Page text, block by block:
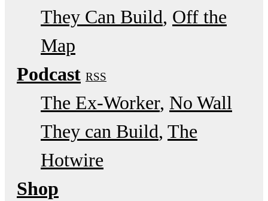
They Can Build Off the
Map
Podcast RSS
The Ex-Worker No Wall
They can Build The
Hotwire
Shop